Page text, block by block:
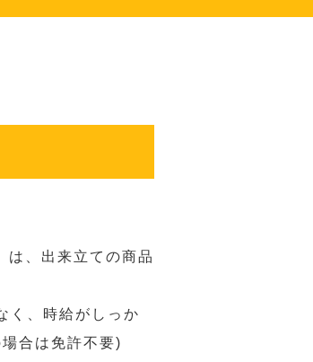
は、出来立ての商品
く、時給がしっか
合は免許不要)